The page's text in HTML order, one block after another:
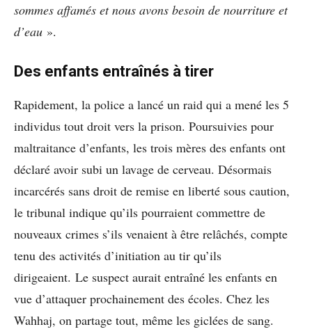
sommes affamés et nous avons besoin de nourriture et
d’eau ».
Des enfants entraînés à tirer
Rapidement, la police a lancé un raid qui a mené les 5
individus tout droit vers la prison. Poursuivies pour
maltraitance d’enfants, les trois mères des enfants ont
déclaré avoir subi un lavage de cerveau. Désormais
incarcérés sans droit de remise en liberté sous caution,
le tribunal indique qu’ils pourraient commettre de
nouveaux crimes s’ils venaient à être relâchés, compte
tenu des activités d’initiation au tir qu’ils
dirigeaient. Le suspect aurait entraîné les enfants en
vue d’attaquer prochainement des écoles. Chez les
Wahhaj, on partage tout, même les giclées de sang.